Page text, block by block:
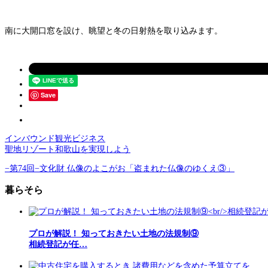
南に大開口窓を設け、眺望と冬の日射熱を取り込みます。
Save
インバウンド観光ビジネス
聖地リゾート和歌山を実現しよう
−第74回−文化財 仏像のよこがお「盗まれた仏像のゆくえ③」
暮らそら
プロが解説！ 知っておきたい土地の法規制⑨
相続登記が任…